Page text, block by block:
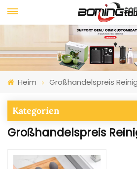
Heim Großhandelspreis
Kategorien
Großhandelspreis